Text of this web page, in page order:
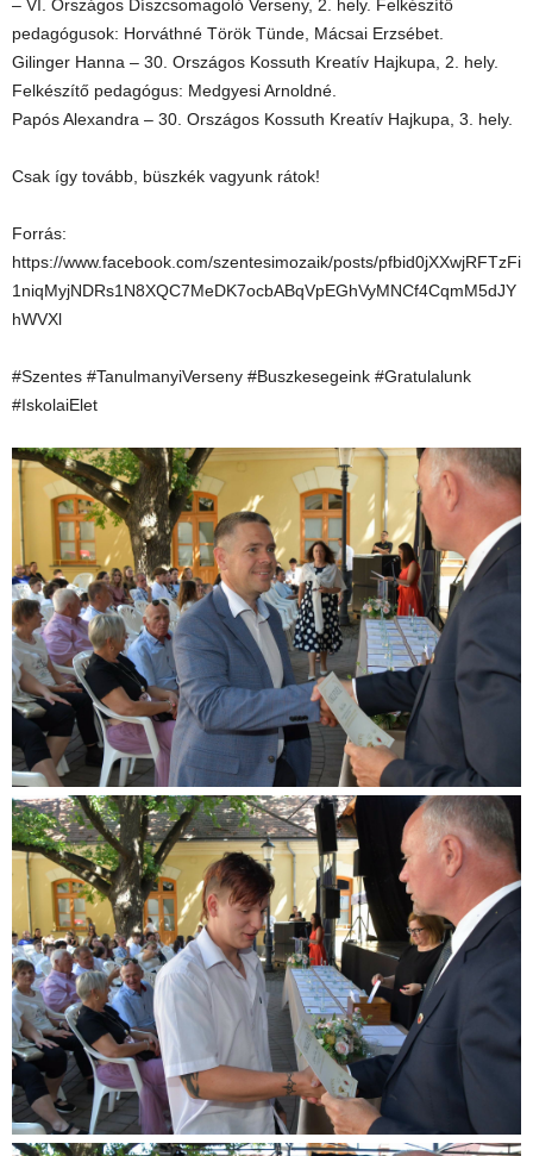
– VI. Országos Díszcsomagoló Verseny, 2. hely. Felkészítő
pedagógusok: Horváthné Török Tünde, Mácsai Erzsébet.
Gilinger Hanna – 30. Országos Kossuth Kreatív Hajkupa, 2. hely.
Felkészítő pedagógus: Medgyesi Arnoldné.
Papós Alexandra – 30. Országos Kossuth Kreatív Hajkupa, 3. hely.
Csak így tovább, büszkék vagyunk rátok!
Forrás:
https://www.facebook.com/szentesimozaik/posts/pfbid0jXXwjRFTzFi
1niqMyjNDRs1N8XQC7MeDK7ocbABqVpEGhVyMNCf4CqmM5dJY
hWVXl
#Szentes #TanulmanyiVerseny #Buszkesegeink #Gratulalunk
#IskolaiElet